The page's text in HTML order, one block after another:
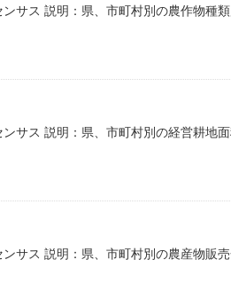
サス 説明：県、市町村別の農作物種
サス 説明：県、市町村別の経営耕地
サス 説明：県、市町村別の農産物販